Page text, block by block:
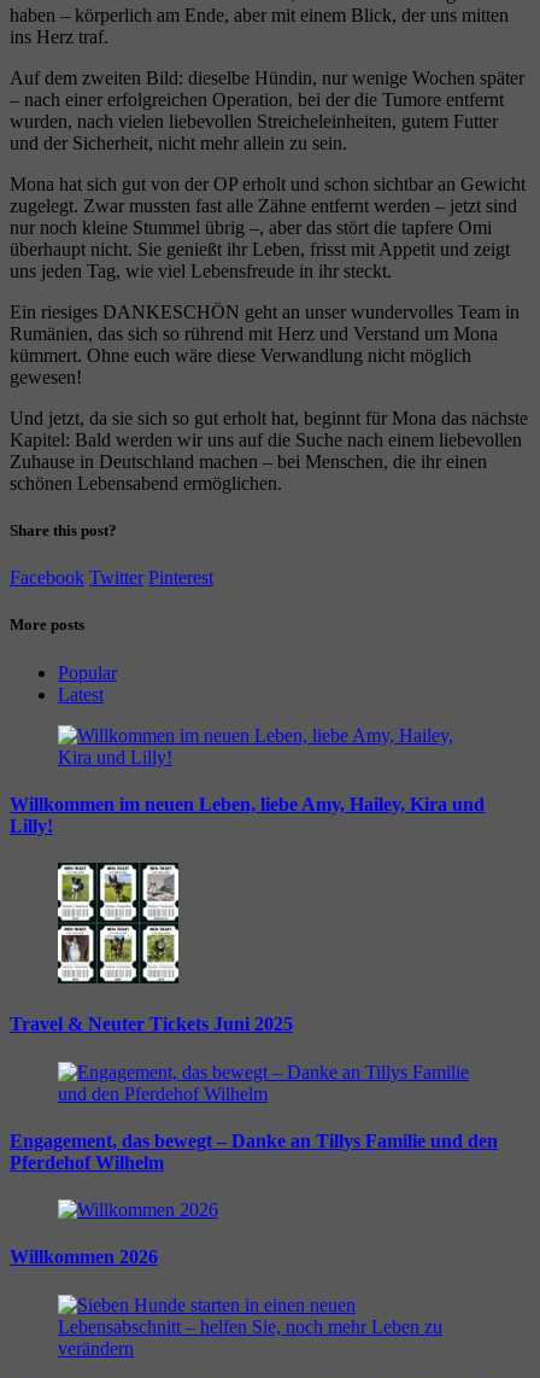
haben – körperlich am Ende, aber mit einem Blick, der uns mitten
ins Herz traf.
Auf dem zweiten Bild: dieselbe Hündin, nur wenige Wochen später
– nach einer erfolgreichen Operation, bei der die Tumore entfernt
wurden, nach vielen liebevollen Streicheleinheiten, gutem Futter
und der Sicherheit, nicht mehr allein zu sein.
Mona hat sich gut von der OP erholt und schon sichtbar an Gewicht
zugelegt. Zwar mussten fast alle Zähne entfernt werden – jetzt sind
nur noch kleine Stummel übrig –, aber das stört die tapfere Omi
überhaupt nicht. Sie genießt ihr Leben, frisst mit Appetit und zeigt
uns jeden Tag, wie viel Lebensfreude in ihr steckt.
Ein riesiges DANKESCHÖN geht an unser wundervolles Team in
Rumänien, das sich so rührend mit Herz und Verstand um Mona
kümmert. Ohne euch wäre diese Verwandlung nicht möglich
gewesen!
Und jetzt, da sie sich so gut erholt hat, beginnt für Mona das nächste
Kapitel: Bald werden wir uns auf die Suche nach einem liebevollen
Zuhause in Deutschland machen – bei Menschen, die ihr einen
schönen Lebensabend ermöglichen.
Share this post?
Facebook Twitter Pinterest
More posts
Popular
Latest
Willkommen im neuen Leben, liebe Amy, Hailey, Kira und
Lilly!
Travel & Neuter Tickets Juni 2025
Engagement, das bewegt – Danke an Tillys Familie und den
Pferdehof Wilhelm
Willkommen 2026